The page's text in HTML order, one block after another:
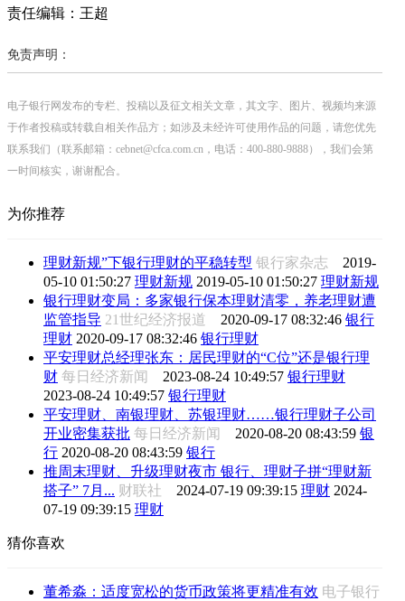
责任编辑：王超
免责声明：
电子银行网发布的专栏、投稿以及征文相关文章，其文字、图片、视频均来源
于作者投稿或转载自相关作品方；如涉及未经许可使用作品的问题，请您优先
联系我们（联系邮箱：cebnet@cfca.com.cn，电话：400-880-9888），我们会第
一时间核实，谢谢配合。
为你推荐
理财新规”下银行理财的平稳转型 银行家杂志 2019-
05-10 01:50:27 理财新规 2019-05-10 01:50:27 理财新规
银行理财变局：多家银行保本理财清零，养老理财遭
监管指导 21世纪经济报道 2020-09-17 08:32:46 银行
理财 2020-09-17 08:32:46 银行理财
平安理财总经理张东：居民理财的“C位”还是银行理
财 每日经济新闻 2023-08-24 10:49:57 银行理财
2023-08-24 10:49:57 银行理财
平安理财、南银理财、苏银理财……银行理财子公司
开业密集获批 每日经济新闻 2020-08-20 08:43:59 银
行 2020-08-20 08:43:59 银行
推周末理财、升级理财夜市 银行、理财子拼“理财新
搭子” 7月... 财联社 2024-07-19 09:39:15 理财 2024-
07-19 09:39:15 理财
猜你喜欢
董希淼：适度宽松的货币政策将更精准有效 电子银行